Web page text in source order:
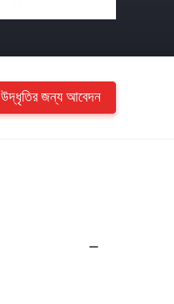
উদ্ধৃতির জন্য আবেদন